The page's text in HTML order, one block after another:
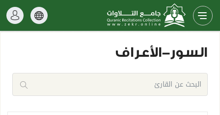
السور-الأعراف